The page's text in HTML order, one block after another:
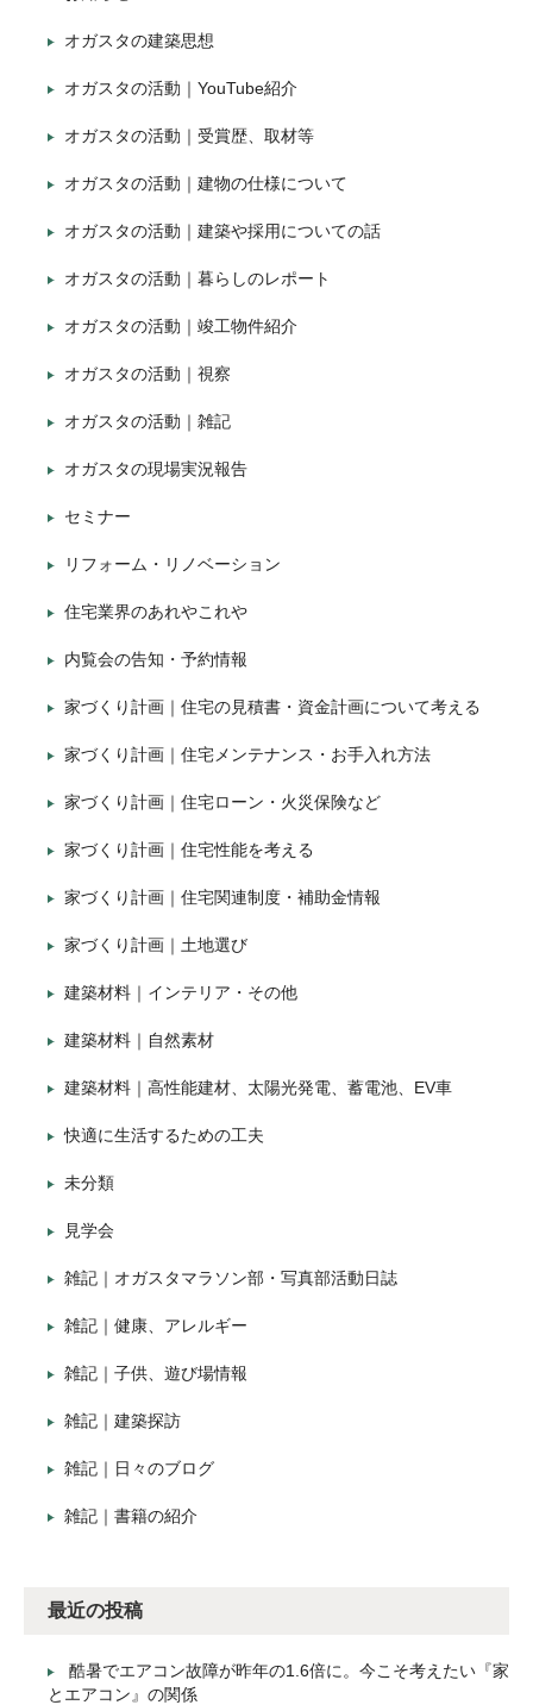
オガスタの建築思想
オガスタの活動｜YouTube紹介
オガスタの活動｜受賞歴、取材等
オガスタの活動｜建物の仕様について
オガスタの活動｜建築や採用についての話
オガスタの活動｜暮らしのレポート
オガスタの活動｜竣工物件紹介
オガスタの活動｜視察
オガスタの活動｜雑記
オガスタの現場実況報告
セミナー
リフォーム・リノベーション
住宅業界のあれやこれや
内覧会の告知・予約情報
家づくり計画｜住宅の見積書・資金計画について考える
家づくり計画｜住宅メンテナンス・お手入れ方法
家づくり計画｜住宅ローン・火災保険など
家づくり計画｜住宅性能を考える
家づくり計画｜住宅関連制度・補助金情報
家づくり計画｜土地選び
建築材料｜インテリア・その他
建築材料｜自然素材
建築材料｜高性能建材、太陽光発電、蓄電池、EV車
快適に生活するための工夫
未分類
見学会
雑記｜オガスタマラソン部・写真部活動日誌
雑記｜健康、アレルギー
雑記｜子供、遊び場情報
雑記｜建築探訪
雑記｜日々のブログ
雑記｜書籍の紹介
最近の投稿
酷暑でエアコン故障が昨年の1.6倍に。今こそ考えたい『家
とエアコン』の関係